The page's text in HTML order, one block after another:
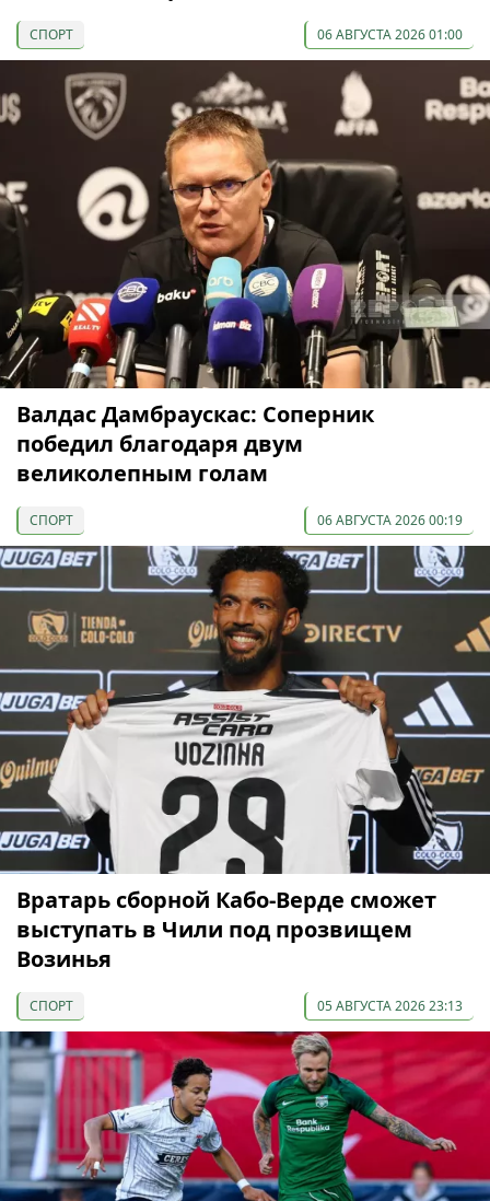
СПОРТ 06 АВГУСТА 2026 01:00
Валдас Дамбраускас: Соперник
победил благодаря двум
великолепным голам
СПОРТ 06 АВГУСТА 2026 00:19
Вратарь сборной Кабо-Верде сможет
выступать в Чили под прозвищем
Возинья
СПОРТ 05 АВГУСТА 2026 23:13